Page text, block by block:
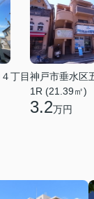
丁目神戸市垂水区
1R (21.39㎡)
3.2万円